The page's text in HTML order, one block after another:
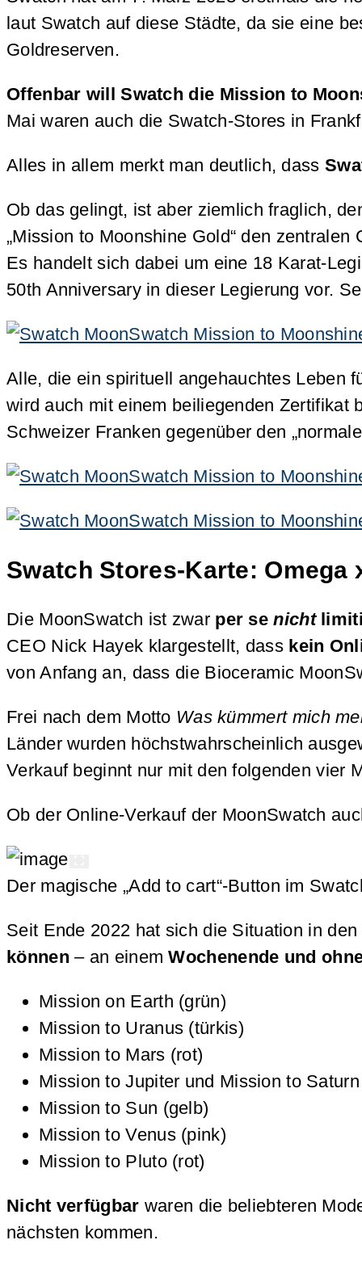
laut Swatch auf diese Städte, da sie eine
Goldreserven.
Offenbar will Swatch die Mission to
Mai waren auch die Swatch-Stores in
Alles in allem merkt man deutlich, dass
Ob das gelingt, ist aber ziemlich fraglich,
„Mission to Moonshine Gold“ den
Es handelt sich dabei um eine 18 Karat-
50th Anniversary in dieser Legierung vor.
Alle, die ein spirituell angehauchtes Leben
wird auch mit einem beiliegenden Zertifikat
Schweizer Franken gegenüber den
Swatch Stores-Karte: Omega
Die MoonSwatch ist zwar per senicht
CEO Nick Hayek klargestellt, dass kein
von Anfang an, dass die Bioceramic
Frei nach dem Motto Was kümmert mich
Länder wurden höchstwahrscheinlich
Verkauf beginnt nur mit den folgenden vier
Ob der Online-Verkauf der MoonSwatch
Der magische „Add to cart“-Button im
Seit Ende 2022 hat sich die Situation in
können – an einemWochenende und
Mission on Earth (grün)
Mission to Uranus (türkis)
Mission to Mars (rot)
Mission to Jupiter und Mission to
Mission to Sun (gelb)
Mission to Venus (pink)
Mission to Pluto (rot)
Nicht verfügbar waren die beliebteren
nächsten kommen.